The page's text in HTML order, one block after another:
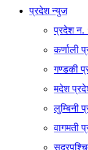
प्रदेश न्युज
प्रदेश न.
कर्णाली
गण्डकी
मदेश
लुम्बिनी
वागमती